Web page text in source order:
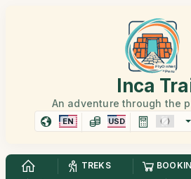
Inca
An adventure through the
EN USD
TREKS